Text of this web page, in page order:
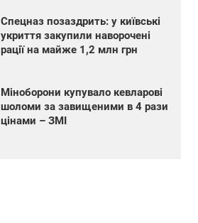
Спецназ позаздрить: у київські
укриття закупили наворочені
рації на майже 1,2 млн грн
Міноборони купувало кевларові
шоломи за завищеними в 4 рази
цінами – ЗМІ